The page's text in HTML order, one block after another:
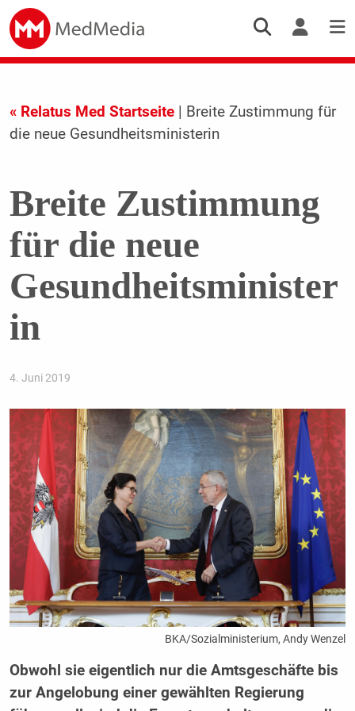
« Relatus Med Startseite| Breite Zustimmung für
die neue Gesundheitsministerin
Breite Zustimmung
für die neue
Gesundheitsminister
in
4. Juni 2019
BKA/Sozialministerium, Andy Wenzel
Obwohl sie eigentlich nur die Amtsgeschäfte bis
zur Angelobung einer gewählten Regierung